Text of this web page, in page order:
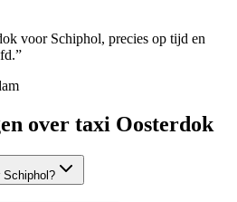
voor Schiphol, precies op tijd en
”
over taxi Oosterdok